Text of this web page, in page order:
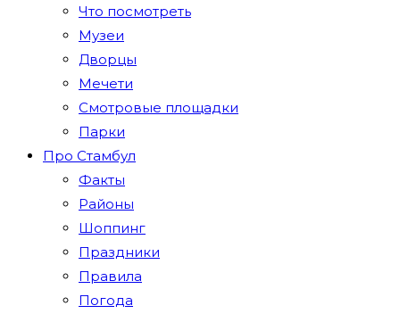
Что посмотреть
Музеи
Дворцы
Мечети
Смотровые площадки
Парки
Про Стамбул
Факты
Районы
Шоппинг
Праздники
Правила
Погода